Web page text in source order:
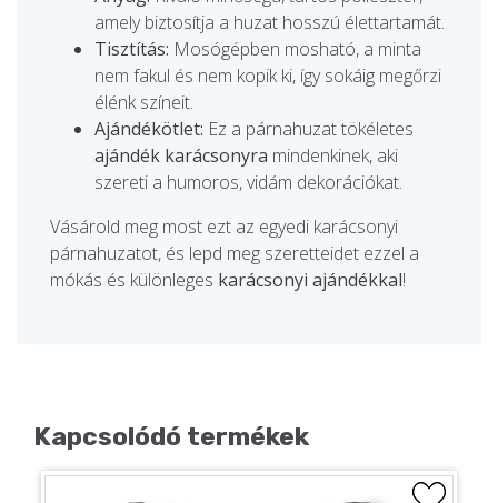
amely biztosítja a huzat hosszú élettartamát.
Tisztítás: Mosógépben mosható, a minta
nem fakul és nem kopik ki, így sokáig megőrzi
élénk színeit.
Ajándékötlet: Ez a párnahuzat tökéletes
ajándék karácsonyra mindenkinek, aki
szereti a humoros, vidám dekorációkat.
Vásárold meg most ezt az egyedi karácsonyi
párnahuzatot, és lepd meg szeretteidet ezzel a
mókás és különleges karácsonyi ajándékkal!
Kapcsolódó termékek